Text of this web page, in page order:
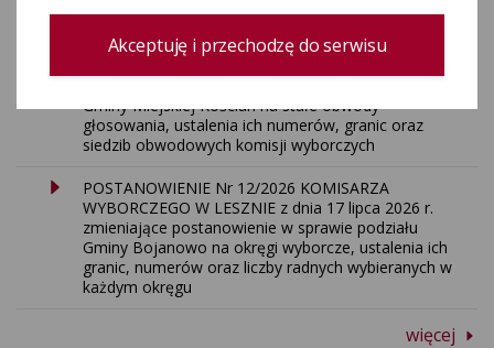
POSTANOWIENIE Nr 13/2026 KOMISARZA
Gminy Miejskiej Kościan na stałe obwody
głosowania, ustalenia ich numerów, granic oraz
siedzib obwodowych komisji wyborczych
POSTANOWIENIE Nr 12/2026 KOMISARZA
WYBORCZEGO W LESZNIE z dnia 17 lipca 2026 r.
zmieniające postanowienie w sprawie podziału
Gminy Bojanowo na okręgi wyborcze, ustalenia ich
granic, numerów oraz liczby radnych wybieranych w
każdym okręgu
więcej
Akceptuję i przechodzę do serwisu